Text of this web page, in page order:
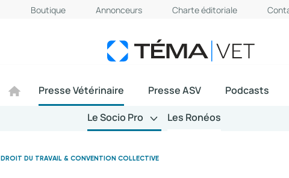
Boutique Annonceurs Charte éditoriale
Presse Vétérinaire
Le Socio Pro Les Ronéos
Presse ASV Podcasts
DROIT DU TRAVAIL & CONVENTION COLLECTIVE